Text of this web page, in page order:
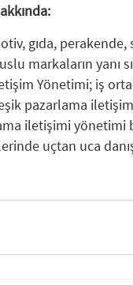
gıda,
markaların yanı
Yönetimi; iş
pazarlama
iletişimi yönetimi
uçtan uca